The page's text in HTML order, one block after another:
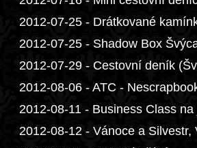
2012-07-25 - Drátkované
2012-07-25 - Shadow Box
2012-07-29 - Cestovní deník
2012-08-06 - ATC -
2012-08-11 - Business Class
2012-08-12 - Vánoce a Silvestr,